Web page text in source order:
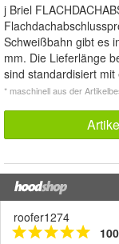
j Briel
Schweißbahn gibt es
mm. Die Lieferlänge
sind standardisiert
* maschinell aus der
roofer1274